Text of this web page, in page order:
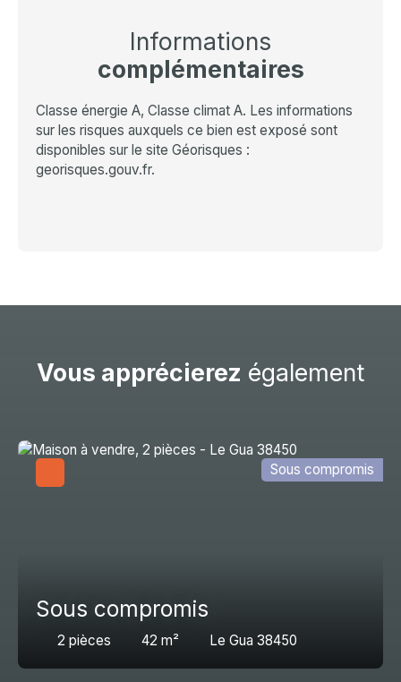
Informations
complémentaires
Classe énergie A, Classe climat A. Les informations
sur les risques auxquels ce bien est exposé sont
disponibles sur le site Géorisques :
georisques.gouv.fr.
Vous apprécierez également
Sous compromis
2 pièces 42 m² Le Gua 38450
Sous compromis